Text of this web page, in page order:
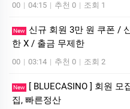
00 | 04:15 | 추천 0 | 조회 1
New
신규 회원 3만 원 쿠폰 /
한 X / 출금 무제한
00 | 03:14 | 추천 0 | 조회 2
New
[ BLUECASINO ] 회원 모
집, 빠른정산